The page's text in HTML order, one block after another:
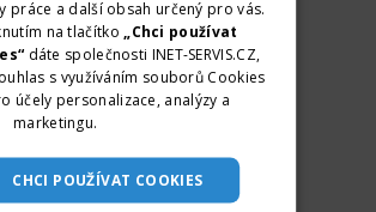
práce a další obsah určený pro vás.
na tlačítko„Chci používat
dáte společnosti INET-SERVIS.CZ,
s využíváním souborů Cookies
účely personalizace, analýzy a
marketingu.
CHCI POUŽÍVAT COOKIES